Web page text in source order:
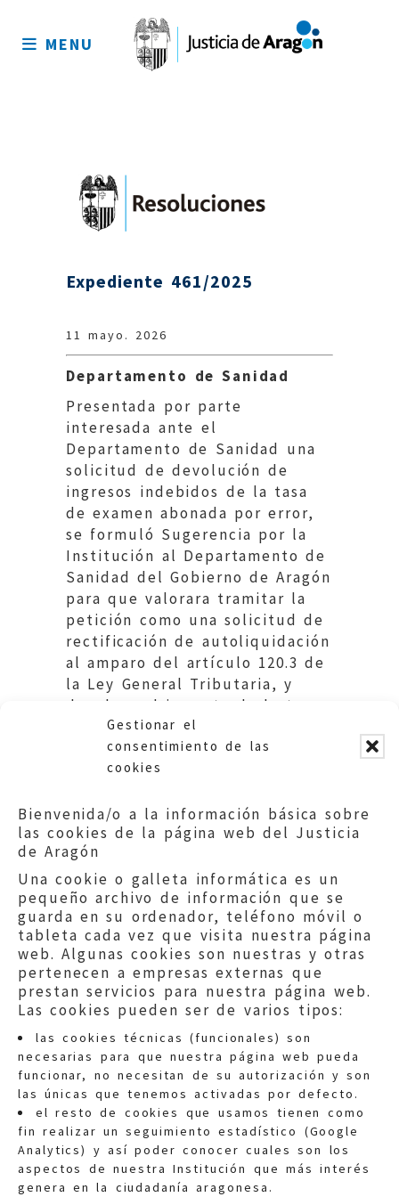
Gestionar el
consentimiento de las
cookies
Bienvenida/o a la información básica sobre
las cookies de la página web del Justicia
de Aragón
Una cookie o galleta informática es un
pequeño archivo de información que se
guarda en su ordenador, teléfono móvil o
tableta cada vez que visita nuestra página
web. Algunas cookies son nuestras y otras
pertenecen a empresas externas que
prestan servicios para nuestra página web.
Las cookies pueden ser de varios tipos:
las cookies técnicas (funcionales) son
necesarias para que nuestra página web pueda
funcionar, no necesitan de su autorización y son
las únicas que tenemos activadas por defecto.
el resto de cookies que usamos tienen como
fin realizar un seguimiento estadístico (Google
Analytics) y así poder conocer cuales son los
aspectos de nuestra Institución que más interés
genera en la ciudadanía aragonesa.
sitio
MENU
Expediente 461/2025
11 mayo. 2026
Departamento de Sanidad
Presentada por parte
interesada ante el
Departamento de Sanidad una
solicitud de devolución de
ingresos indebidos de la tasa
de examen abonada por error,
se formuló Sugerencia por la
Institución al Departamento de
Sanidad del Gobierno de Aragón
para que valorara tramitar la
petición como una solicitud de
rectificación de autoliquidación
al amparo del artículo 120.3 de
la Ley General Tributaria, y
devolver el importe de la tasa
indebidamente abonada.
Quejas:quejas@eljusticiadearagon.es
Información general:
informacion@eljusticiadearagon.es
Teléfonos:900 210 210/